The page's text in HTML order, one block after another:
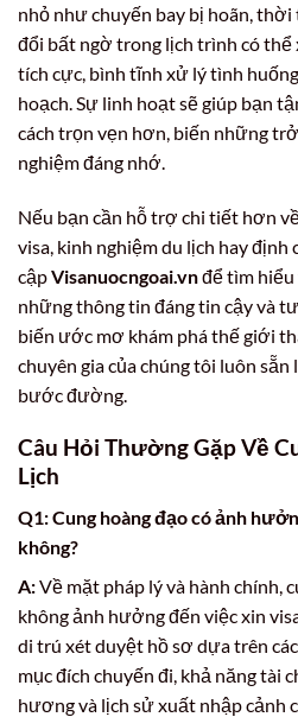
nhỏ như chuyến bay bị hoãn,
đổi bất ngờ trong lịch trình có thể
tích cực, bình tĩnh xử lý tình
hoạch. Sự linh hoạt sẽ giúp bạn
cách trọn vẹn hơn, biến những
nghiệm đáng nhớ.
Nếu bạn cần hỗ trợ chi tiết hơn
visa, kinh nghiệm du lịch hay
cậpVisanuocngoai.vnđể tìm hiểu
những thông tin đáng tin cậy và
biến ước mơ khám phá thế giới
chuyên gia của chúng tôi luôn
bước đường.
Câu Hỏi Thường Gặp Về
Lịch
Q1: Cung hoàng đạo có ảnh
không?
A:Về mặt pháp lý và hành chính,
không ảnh hưởng đến việc xin
di trú xét duyệt hồ sơ dựa trên
mục đích chuyến đi, khả năng tài
hương và lịch sử xuất nhập cảnh